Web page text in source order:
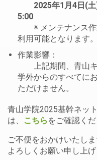
2025年1月4日(
5:00
※ メンテナンス作
利用可能となります。
作業影響：
上記期間、青山キ
学外からのすべてに
ただけません。
青山学院2025基幹ネッ
は、
こちら をご確認くだ
ご不便をおかけいたし
よろしくお願い申し上げ